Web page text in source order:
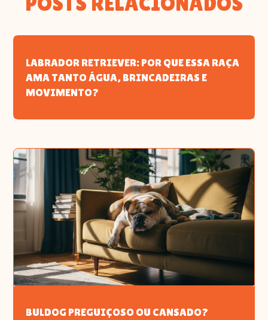
LABRADOR RETRIEVER: POR QUE ESSA RAÇA
AMA TANTO ÁGUA, BRINCADEIRAS E
MOVIMENTO?
BULDOG PREGUIÇOSO OU CANSADO?